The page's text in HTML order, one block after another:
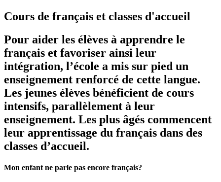
Cours de français et classes d'accueil
Pour aider les élèves à apprendre le
français et favoriser ainsi leur
intégration, l’école a mis sur pied un
enseignement renforcé de cette langue.
Les jeunes élèves bénéficient de cours
intensifs, parallèlement à leur
enseignement. Les plus âgés commencent
leur apprentissage du français dans des
classes d’accueil.
Mon enfant ne parle pas encore français?